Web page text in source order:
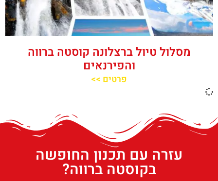
מסלול טיול ברצלונה קוסטה ברווה
והפירנאים
פרטים >>
עזרה עם תכנון החופשה
בקוסטה ברווה?